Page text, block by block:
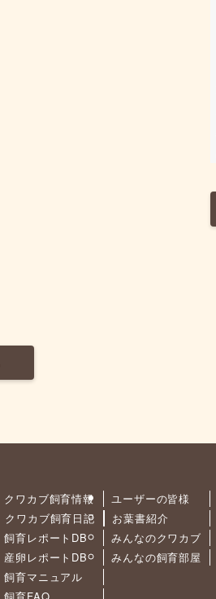
クワカブ飼育情報
クワカブ飼育日記
飼育レポートDB
産卵レポートDB
飼育マニュアル
飼育FAQ
ユーザーの皆様
お葉書紹介
みんなのクワカブ
みんなの飼育部屋